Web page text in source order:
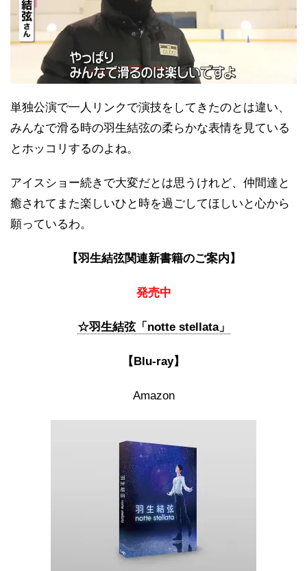
単独公演で一人リンクで演技をしてきたのとは違い、
みんなで滑る時の羽生結弦の柔らかな表情を見ている
とホッコリするのよね。
アイスショー続きで大変だとは思うけれど、仲間達と
癒されてまた楽しいひと時を過ごしてほしいと心から
願っているわ。
【羽生結弦関連新書籍のご案内】
発売中
☆羽生結弦「notte stellata」
【Blu-ray】
Amazon